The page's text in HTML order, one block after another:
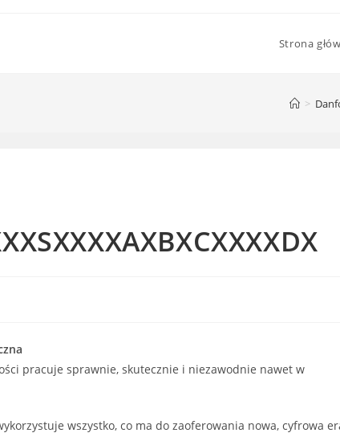
Strona
>
pracuje sprawnie, skutecznie i niezawodnie nawet w
wszystko, co ma do zaoferowania nowa, cyfrowa